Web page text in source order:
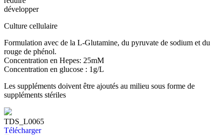
développer
Culture cellulaire
Formulation avec de la L-Glutamine, du pyruvate de sodium et du
rouge de phénol.
Concentration en Hepes: 25mM
Concentration en glucose : 1g/L
Les suppléments doivent être ajoutés au milieu sous forme de
suppléments stériles
TDS_L0065
Télécharger